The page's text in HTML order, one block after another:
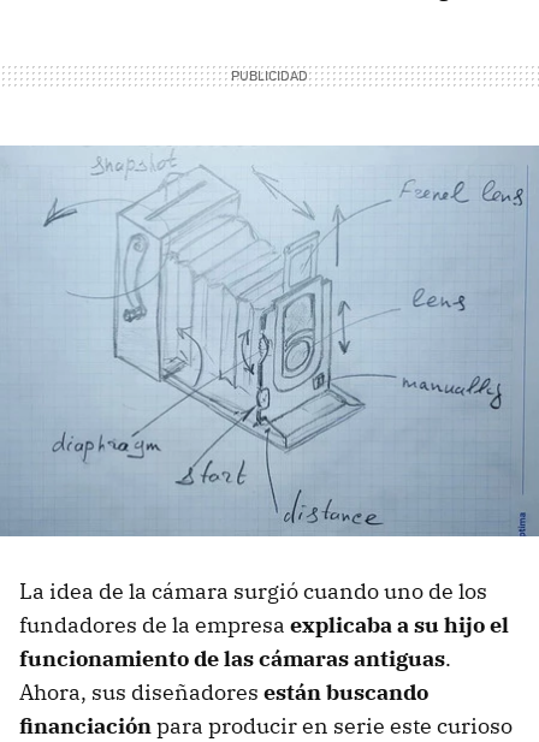
La idea de la cámara surgió cuando uno de los
fundadores de la empresa explicaba a su hijo el
funcionamiento de las cámaras antiguas.
Ahora, sus diseñadores están buscando
financiaciónpara producir en serie este curioso